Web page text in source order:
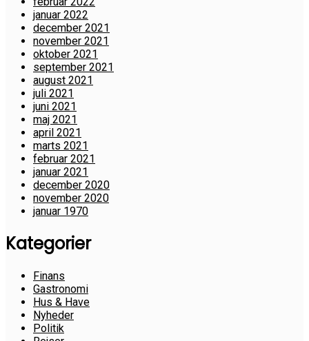
januar 2022
december 2021
november 2021
oktober 2021
september 2021
august 2021
juli 2021
juni 2021
maj 2021
april 2021
marts 2021
februar 2021
januar 2021
december 2020
november 2020
januar 1970
Kategorier
Finans
Gastronomi
Hus & Have
Nyheder
Politik